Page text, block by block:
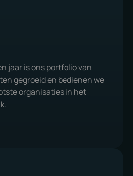
jaar is ons portfolio van
gegroeid en bedienen we
organisaties in het